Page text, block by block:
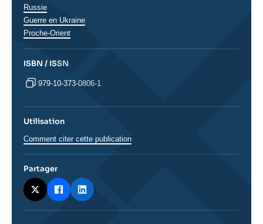
Russie
Guerre en Ukraine
Proche-Orient
ISBN / ISSN
979-10-373-0806-1
Utilisation
Comment citer cette publication
Partager